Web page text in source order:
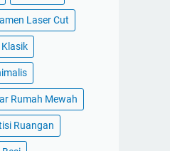
Laser Cut
Rumah Mewah
Ruangan